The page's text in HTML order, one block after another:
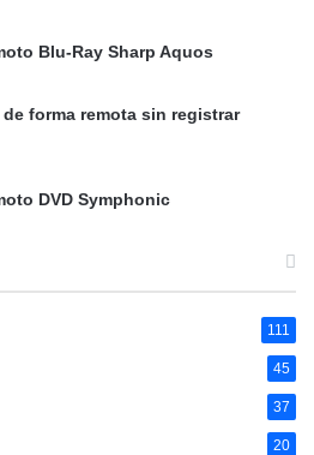
Blu-Ray Sharp Aquos
forma remota sin registrar
DVD Symphonic
111
45
37
20